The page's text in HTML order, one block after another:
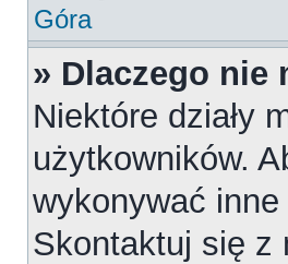
Góra
» Dlaczego nie
Niektóre działy
użytkowników.
wykonywać
Skontaktuj się z